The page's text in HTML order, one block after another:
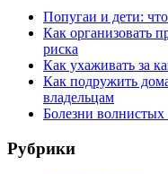
Попугаи и дети:
Как организовать
риска
Как ухаживать за
Как подружить
владельцам
Болезни
Рубрики